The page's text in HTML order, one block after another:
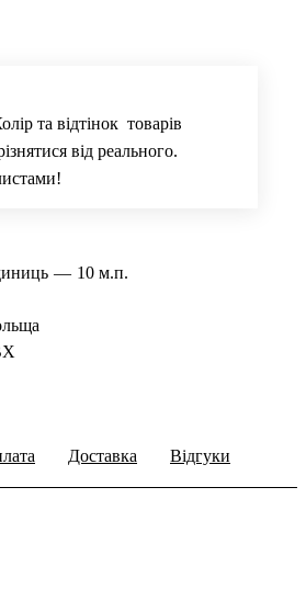
та відтінок товарів
від реального.
— 10 м.п.
Доставка Відгуки